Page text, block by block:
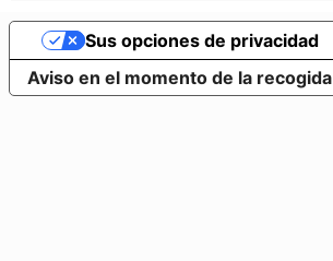
Aviso en el momento de la recogida
Sus opciones de privacidad